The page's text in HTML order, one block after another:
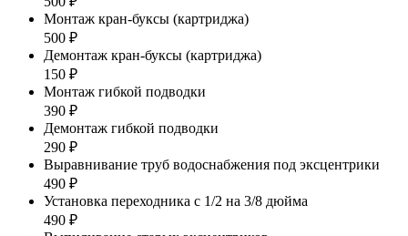
Монтаж кран-буксы (картриджа)
500 ₽
Демонтаж кран-буксы (картриджа)
150 ₽
Монтаж гибкой подводки
390 ₽
Демонтаж гибкой подводки
290 ₽
Выравнивание труб водоснабжения под эксцентрики
490 ₽
Установка переходника с 1/2 на 3/8 дюйма
490 ₽